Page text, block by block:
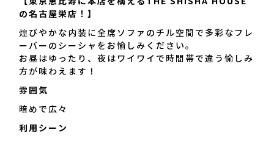
の名古屋栄店！】
煌びやかな内装に全席ソファのチル空間で多彩なフレ
ーバーのシーシャをお愉しみください。
お昼はゆったり、夜はワイワイで時間帯で違う愉しみ
方が味わえます！
雰囲気
暗めで広々
利用シーン